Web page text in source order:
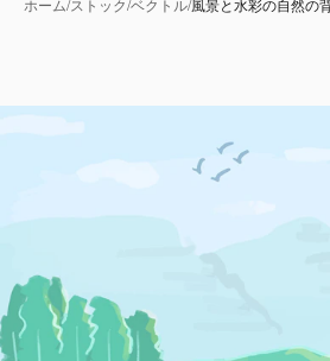
ホーム/ストック/ベクトル/風景と水彩の自然の